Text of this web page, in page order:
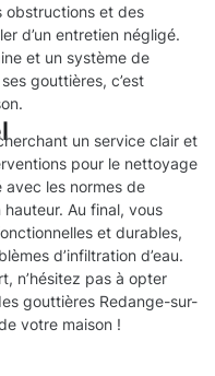
obstructions et des
d’un entretien négligé.
et un système de
gouttières, c’est
un service clair et
pour le nettoyage
les normes de
Au final, vous
et durables,
d’infiltration d’eau.
n’hésitez pas à opter
gouttières Redange-sur-
votre maison !